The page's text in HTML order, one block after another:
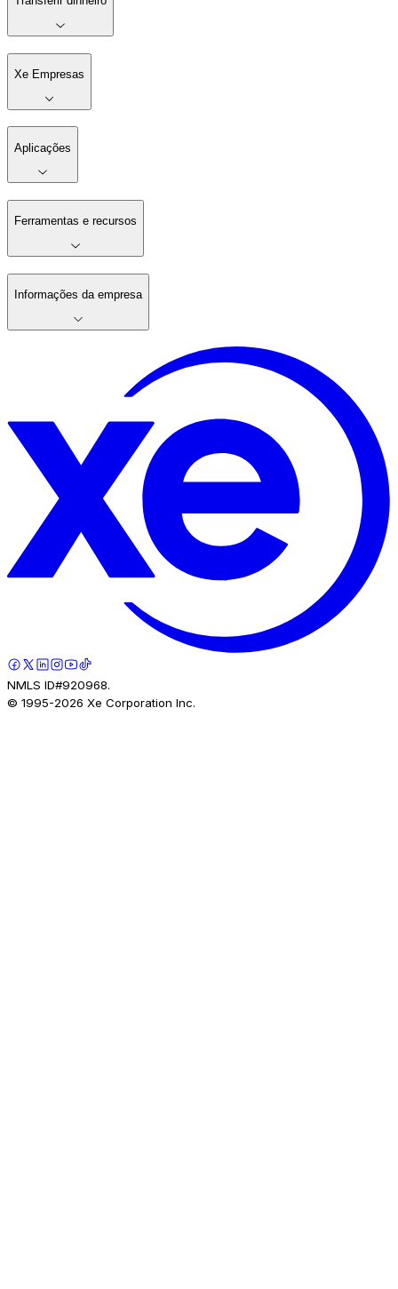
Xe Empresas
Aplicações
Ferramentas e recursos
Informações da empresa
NMLS ID#920968.
© 1995-2026 Xe Corporation Inc.